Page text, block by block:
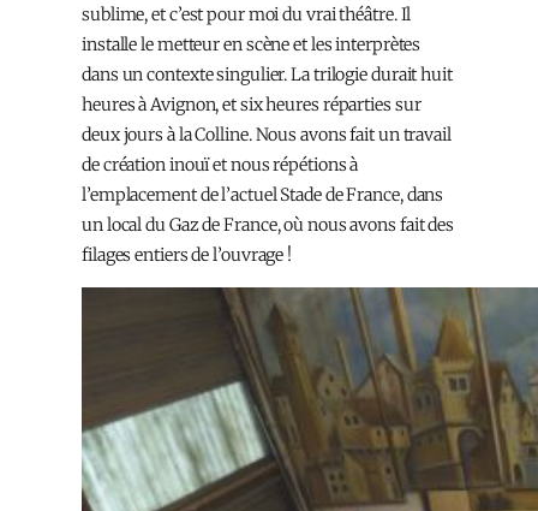
sublime, et c’est pour moi du vrai théâtre. Il
installe le metteur en scène et les interprètes
dans un contexte singulier. La trilogie durait huit
heures à Avignon, et six heures réparties sur
deux jours à la Colline. Nous avons fait un travail
de création inouï et nous répétions à
l’emplacement de l’actuel Stade de France, dans
un local du Gaz de France, où nous avons fait des
filages entiers de l’ouvrage !